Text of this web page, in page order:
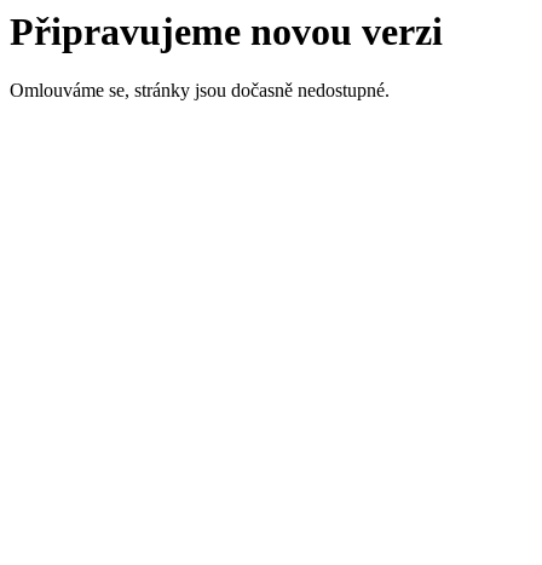
Připravujeme novou verzi
Omlouváme se, stránky jsou dočasně nedostupné.